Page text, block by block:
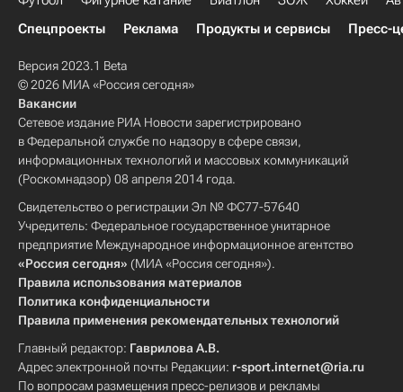
Спецпроекты
Реклама Продукты и сервисы Пресс-
Версия 2023.1 Beta
© 2026 МИА «Россия сегодня»
Вакансии
Сетевое издание РИА Новости зарегистрировано
в Федеральной службе по надзору в сфере связи,
информационных технологий и массовых коммуникаций
(Роскомнадзор) 08 апреля 2014 года.
Свидетельство о регистрации Эл № ФС77-57640
Учредитель: Федеральное государственное унитарное
предприятие Международное информационное агентство
«Россия сегодня» (МИА «Россия сегодня»).
Правила использования материалов
Политика конфиденциальности
Правила применения рекомендательных технологий
Главный редактор: Гаврилова А.В.
Адрес электронной почты Редакции: r-sport.internet@ria.ru
По вопросам размещения пресс-релизов и рекламы